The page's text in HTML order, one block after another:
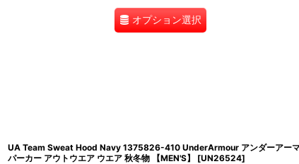
オプション選択
UA Team Sweat Hood Navy 1375826-410 UnderArmour アンダーアー
パーカー アウトウエア ウエア 秋冬物 【MEN'S】
[UN26524]